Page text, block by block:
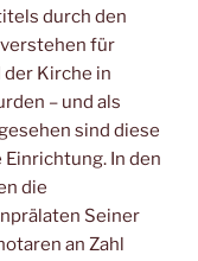
durch den
verstehen für
Kirche in
– und als
sind diese
In den
die
Seiner
an Zahl